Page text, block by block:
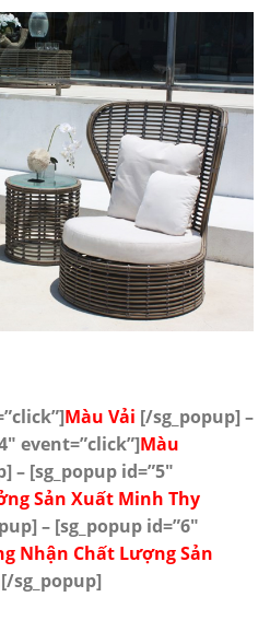
Màu Vải [/sg_popup] –
event=”click”]Màu
– [sg_popup id=”5″
Sản Xuất Minh Thy
– [sg_popup id=”6″
Nhận Chất Lượng Sản
[/sg_popup]